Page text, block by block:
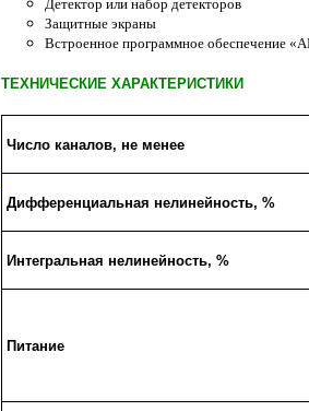
Детектор или набор детекторов
Защитные экраны
Встроенное программное обеспечение
ТЕХНИЧЕСКИЕ ХАРАКТЕРИСТИКИ
Число каналов, не менее
Дифференциальная нелинейность, %
Интегральная нелинейность, %
Питание